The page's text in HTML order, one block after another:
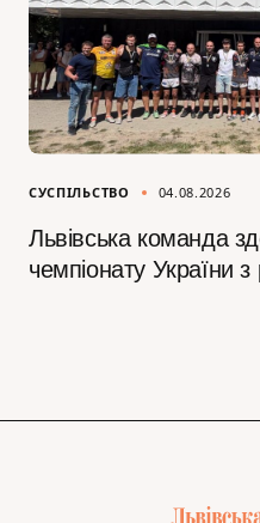
СУСПІЛЬСТВО 04.08.2026
Львівська команда
чемпіонату України з